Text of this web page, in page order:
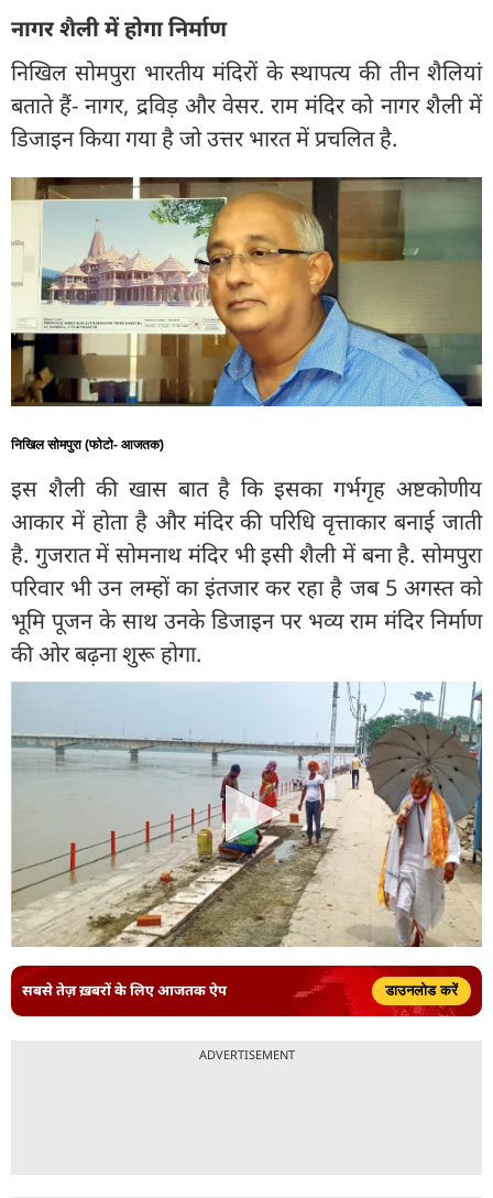
नागर शैली में होगा निर्माण
निखिल सोमपुरा भारतीय मंदिरों के स्थापत्य की तीन शैलियां
बताते हैं- नागर, द्रविड़ और वेसर. राम मंदिर को नागर शैली में
डिजाइन किया गया है जो उत्तर भारत में प्रचलित है.
निखिल सोमपुरा (फोटो- आजतक)
इस शैली की खास बात है कि इसका गर्भगृह अष्टकोणीय
आकार में होता है और मंदिर की परिधि वृत्ताकार बनाई जाती
है. गुजरात में सोमनाथ मंदिर भी इसी शैली में बना है. सोमपुरा
परिवार भी उन लम्हों का इंतजार कर रहा है जब 5 अगस्त को
भूमि पूजन के साथ उनके डिजाइन पर भव्य राम मंदिर निर्माण
की ओर बढ़ना शुरू होगा.
सबसे तेज़ ख़बरों के लिए आजतक ऐप डाउनलोड करें
ADVERTISEMENT